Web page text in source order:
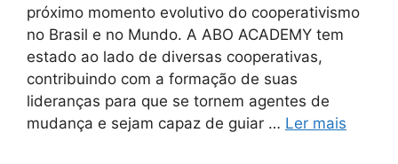
próximo momento evolutivo do cooperativismo
no Brasil e no Mundo. A ABO ACADEMY tem
estado ao lado de diversas cooperativas,
contribuindo com a formação de suas
lideranças para que se tornem agentes de
mudança e sejam capaz de guiar … Ler mais